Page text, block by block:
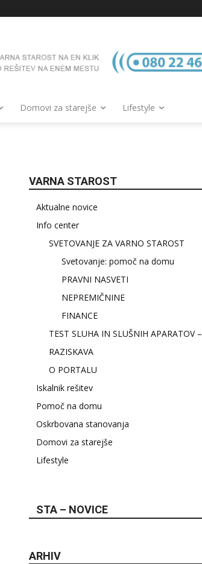
Domovi za starejše Lifestyle
VARNA STAROST
Aktualne novice
Info center
SVETOVANJE ZA VARNO STAROST
Svetovanje: pomoč na domu
PRAVNI NASVETI
NEPREMIČNINE
FINANCE
TEST SLUHA IN SLUŠNIH APARATOV –
RAZISKAVA
O PORTALU
Iskalnik rešitev
Pomoč na domu
Oskrbovana stanovanja
Domovi za starejše
Lifestyle
STA – NOVICE
ARHIV